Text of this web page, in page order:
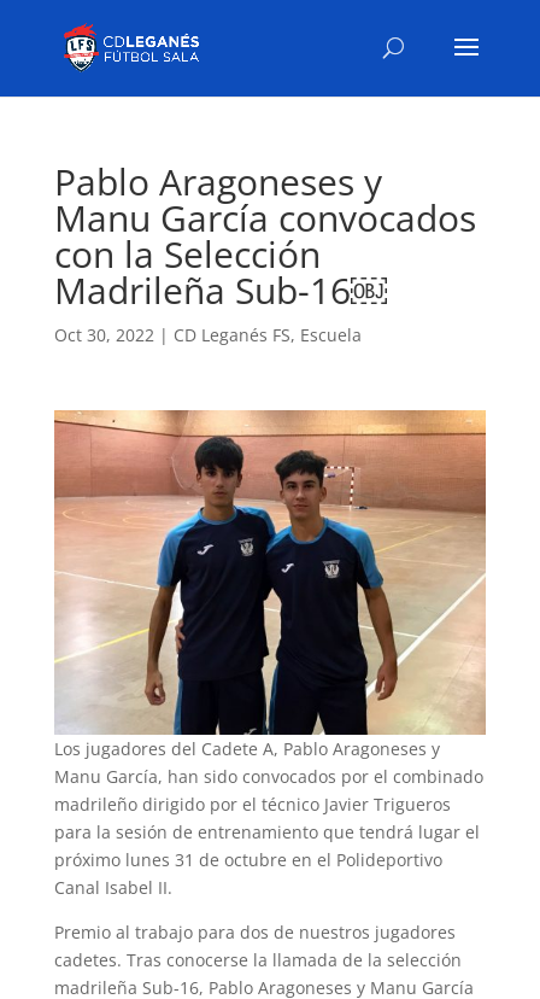
Pablo Aragoneses y
Manu García convocados
con la Selección
Madrileña Sub-16￼
Oct 30, 2022| CD Leganés FS, Escuela
Los jugadores del Cadete A, Pablo Aragoneses y
Manu García, han sido convocados por el combinado
madrileño dirigido por el técnico Javier Trigueros
para la sesión de entrenamiento que tendrá lugar el
próximo lunes 31 de octubre en el Polideportivo
Canal Isabel II.
Premio al trabajo para dos de nuestros jugadores
cadetes. Tras conocerse la llamada de la selección
madrileña Sub-16, Pablo Aragoneses y Manu García